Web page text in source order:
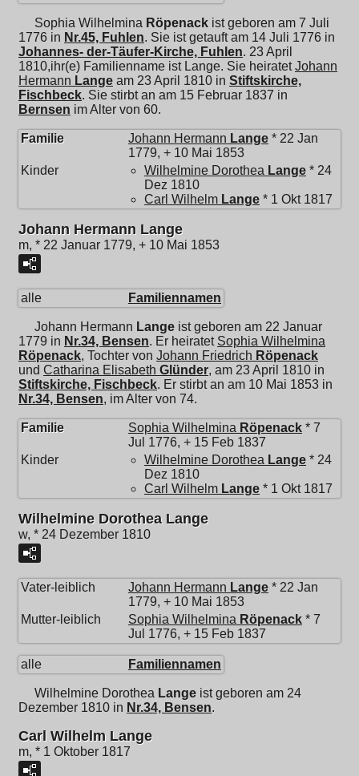
Sophia Wilhelmina Röpenack ist geboren am 7 Juli
1776 in Nr.45, Fuhlen. Sie ist getauft am 14 Juli 1776 in
Johannes- der-Täufer-Kirche, Fuhlen. 23 April
1810,ihr(e) Familienname ist Lange. Sie heiratetJohann
Hermann Lange am 23 April 1810 in Stiftskirche,
Fischbeck. Sie stirbt an am 15 Februar 1837 in
Bernsen im Alter von 60.
Familie Johann Hermann Lange * 22 Jan
1779, + 10 Mai 1853
Kinder
Wilhelmine Dorothea Lange * 24
Dez 1810
Carl Wilhelm Lange * 1 Okt 1817
Johann Hermann Lange
m, * 22 Januar 1779, + 10 Mai 1853
alle Familiennamen
Johann Hermann Lange ist geboren am 22 Januar
1779 in Nr.34, Bensen. Er heiratet Sophia Wilhelmina
Röpenack, Tochter von Johann Friedrich Röpenack
und Catharina Elisabeth Glünder, am 23 April 1810 in
Stiftskirche, Fischbeck. Er stirbt an am 10 Mai 1853 in
Nr.34, Bensen, im Alter von 74.
Familie Sophia Wilhelmina Röpenack * 7
Jul 1776, + 15 Feb 1837
Kinder
Wilhelmine Dorothea Lange * 24
Dez 1810
Carl Wilhelm Lange * 1 Okt 1817
Wilhelmine Dorothea Lange
w, * 24 Dezember 1810
Vater-leiblich Johann Hermann Lange * 22 Jan
1779, + 10 Mai 1853
Mutter-leiblich
Sophia Wilhelmina Röpenack * 7
Jul 1776, + 15 Feb 1837
alle Familiennamen
Wilhelmine Dorothea Lange ist geboren am 24
Dezember 1810 in Nr.34, Bensen.
Carl Wilhelm Lange
m, * 1 Oktober 1817